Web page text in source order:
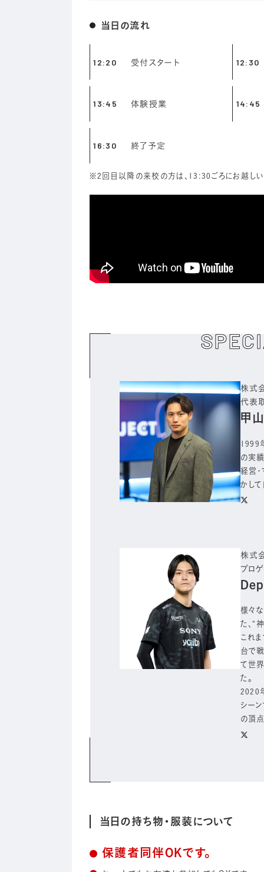
当日の流れ
12:20 受付スタート 12:30
13:45 体験授業 14:45
16:30 終了予定
※2回目以降の来校の方は、13:30ごろにお越し
株式
代表
甲
1999
の実
経営
かし
株式
プロ
様々
た、“
これ
台で
て世
た。
2020
シー
の頂
当日の持ち物・服装について
保護者同伴OKです。